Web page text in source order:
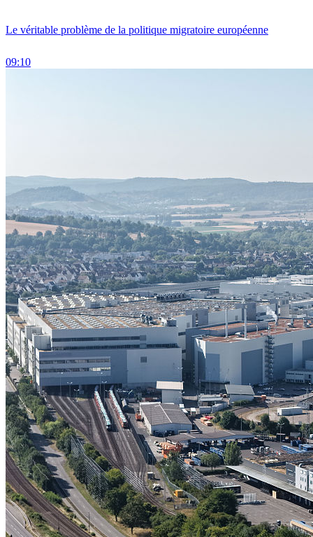
Le véritable problème de la politique migratoire européenne
09:10